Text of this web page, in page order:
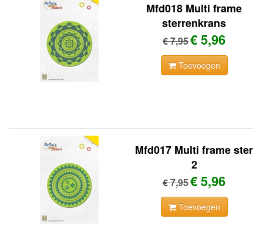
Mfd018 Multi frame
sterrenkrans
€ 7,95€ 5,96
Toevoegen
Mfd017 Multi frame ster
2
€ 7,95€ 5,96
Toevoegen